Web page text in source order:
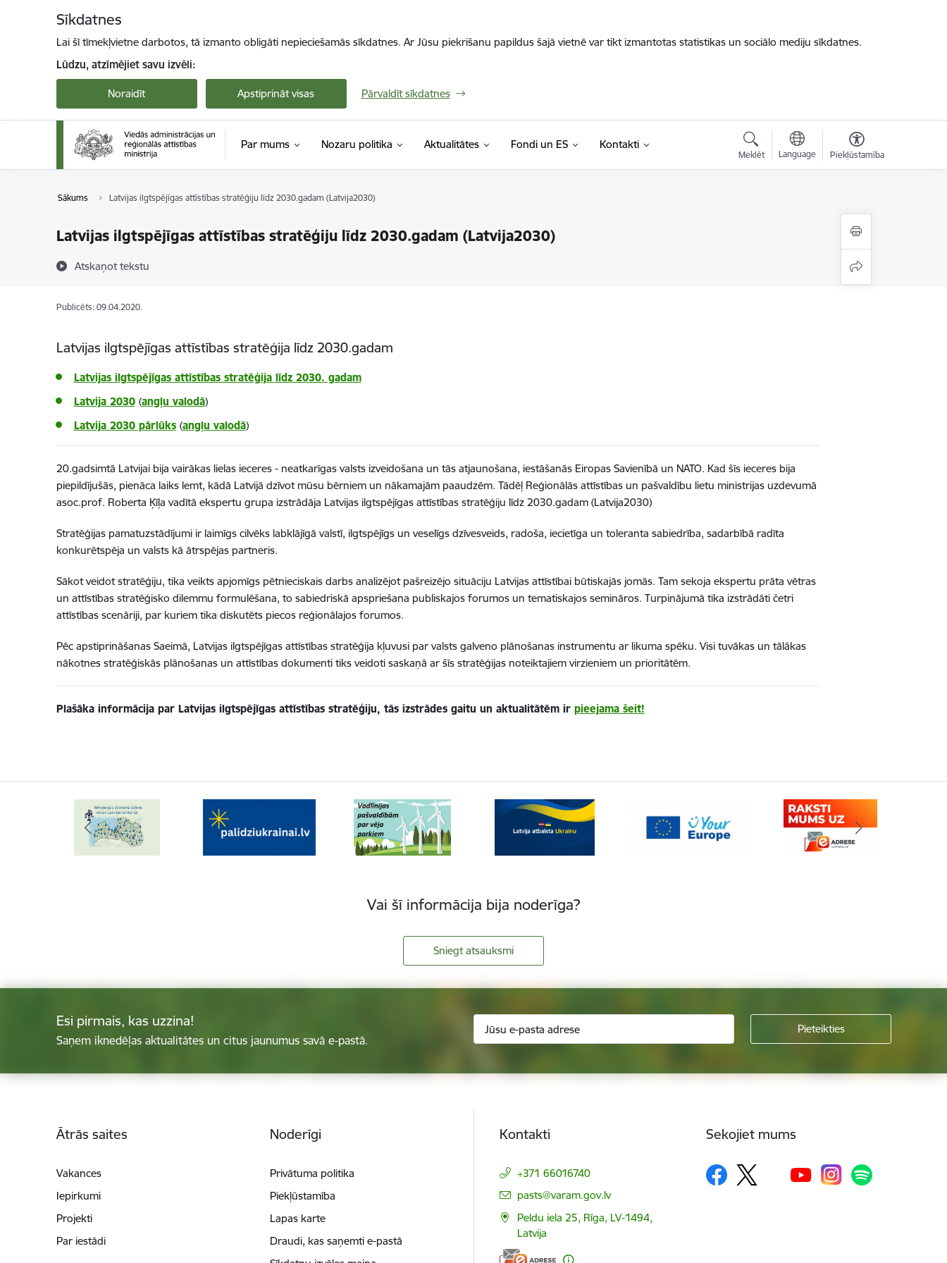
Sīkdatnes
Lai šī tīmekļvietne darbotos, tā izmanto obligāti nepieciešamās sīkdatnes. Ar Jūsu piekrišanu papildus šajā vietnē var tikt izmantotas statistikas un sociālo mediju sīkdatnes.
Lūdzu, atzīmējiet savu izvēli:
Noraidīt Apstiprināt visas Pārvaldīt sīkdatnes
Par mums Nozaru politika Aktualitātes Fondi un ES Kontakti
Meklēt Language Piekļūstamība
Sākums Latvijas ilgtspējīgas attīstības stratēģiju līdz 2030.gadam (Latvija2030)
Latvijas ilgtspējīgas attīstības stratēģiju līdz 2030.gadam (Latvija2030)
Atskaņot tekstu
Publicēts: 09.04.2020.
Latvijas ilgtspējīgas attīstības stratēģija līdz 2030.gadam
Latvijas ilgtspējīgas attīstības stratēģija līdz 2030. gadam
Latvija 2030 (angļu valodā)
Latvija 2030 pārlūks (angļu valodā)
20.gadsimtā Latvijai bija vairākas lielas ieceres - neatkarīgas valsts izveidošana un tās atjaunošana, iestāšanās Eiropas Savienībā un NATO. Kad šīs ieceres bija
piepildījušās, pienāca laiks lemt, kādā Latvijā dzīvot mūsu bērniem un nākamajām paaudzēm. Tādēļ Reģionālās attīstības un pašvaldību lietu ministrijas uzdevumā
asoc.prof. Roberta Ķīļa vadītā ekspertu grupa izstrādāja Latvijas ilgtspējīgas attīstības stratēģiju līdz 2030.gadam (Latvija2030)
Stratēģijas pamatuzstādījumi ir laimīgs cilvēks labklājīgā valstī, ilgtspējīgs un veselīgs dzīvesveids, radoša, iecietīga un toleranta sabiedrība, sadarbībā radīta
konkurētspēja un valsts kā ātrspējas partneris.
Sākot veidot stratēģiju, tika veikts apjomīgs pētnieciskais darbs analizējot pašreizējo situāciju Latvijas attīstībai būtiskajās jomās. Tam sekoja ekspertu prāta vētras
un attīstības stratēģisko dilemmu formulēšana, to sabiedriskā apspriešana publiskajos forumos un tematiskajos semināros. Turpinājumā tika izstrādāti četri
attīstības scenāriji, par kuriem tika diskutēts piecos reģionālajos forumos.
Pēc apstiprināšanas Saeimā, Latvijas ilgtspējīgas attīstības stratēģija kļuvusi par valsts galveno plānošanas instrumentu ar likuma spēku. Visi tuvākas un tālākas
nākotnes stratēģiskās plānošanas un attīstības dokumenti tiks veidoti saskaņā ar šīs stratēģijas noteiktajiem virzieniem un prioritātēm.
Plašāka informācija par Latvijas ilgtspējīgas attīstības stratēģiju, tās izstrādes gaitu un aktualitātēm ir pieejama šeit!
Vai šī informācija bija noderīga?
Sniegt atsauksmi
Esi pirmais, kas uzzina!
Saņem iknedēļas aktualitātes un citus jaunumus savā e-pastā.
Ātrās saites
Vakances
Iepirkumi
Projekti
Par iestādi
Noderīgi
Privātuma politika
Piekļūstamība
Lapas karte
Draudi, kas saņemti e-pastā
Kontakti
+371 66016740
E-pasts:
pasts@varam.gov.lv
Peldu iela 25, Rīga, LV-1494,
Latvija
Sekojiet mums